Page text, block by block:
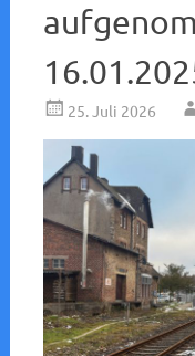
25. Juli 2026